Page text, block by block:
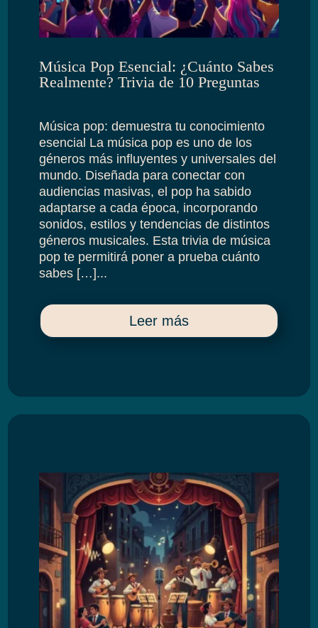
Música Pop Esencial: ¿Cuánto Sabes
Realmente? Trivia de 10 Preguntas
Música pop: demuestra tu conocimiento
esencial La música pop es uno de los
géneros más influyentes y universales del
mundo. Diseñada para conectar con
audiencias masivas, el pop ha sabido
adaptarse a cada época, incorporando
sonidos, estilos y tendencias de distintos
géneros musicales. Esta trivia de música
pop te permitirá poner a prueba cuánto
sabes […]...
Leer más